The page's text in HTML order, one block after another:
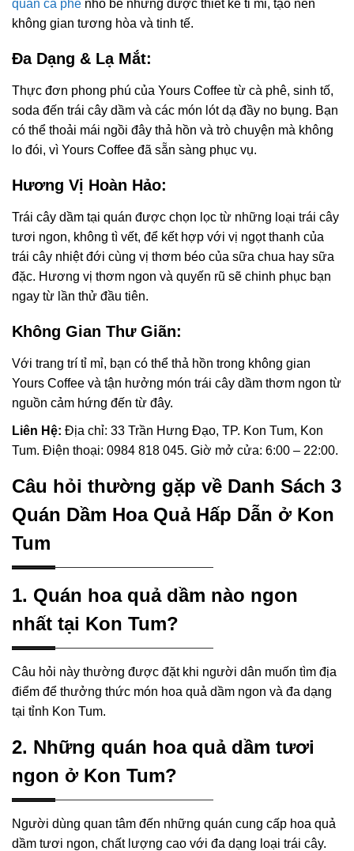
quán cà phê nhỏ bé nhưng được thiết kế tỉ mỉ, tạo nên
không gian tương hòa và tinh tế.
Đa Dạng & Lạ Mắt:
Thực đơn phong phú của Yours Coffee từ cà phê, sinh tố,
soda đến trái cây dầm và các món lót dạ đầy no bụng. Bạn
có thể thoải mái ngồi đây thả hồn và trò chuyện mà không
lo đói, vì Yours Coffee đã sẵn sàng phục vụ.
Hương Vị Hoàn Hảo:
Trái cây dầm tại quán được chọn lọc từ những loại trái cây
tươi ngon, không tì vết, để kết hợp với vị ngọt thanh của
trái cây nhiệt đới cùng vị thơm béo của sữa chua hay sữa
đặc. Hương vị thơm ngon và quyến rũ sẽ chinh phục bạn
ngay từ lần thử đầu tiên.
Không Gian Thư Giãn:
Với trang trí tỉ mỉ, bạn có thể thả hồn trong không gian
Yours Coffee và tận hưởng món trái cây dầm thơm ngon từ
nguồn cảm hứng đến từ đây.
Liên Hệ: Địa chỉ: 33 Trần Hưng Đạo, TP. Kon Tum, Kon
Tum. Điện thoại: 0984 818 045. Giờ mở cửa: 6:00 – 22:00.
Câu hỏi thường gặp về Danh Sách 3
Quán Dầm Hoa Quả Hấp Dẫn ở Kon
Tum
1. Quán hoa quả dầm nào ngon
nhất tại Kon Tum?
Câu hỏi này thường được đặt khi người dân muốn tìm địa
điểm để thưởng thức món hoa quả dầm ngon và đa dạng
tại tỉnh Kon Tum.
2. Những quán hoa quả dầm tươi
ngon ở Kon Tum?
Người dùng quan tâm đến những quán cung cấp hoa quả
dầm tươi ngon, chất lượng cao với đa dạng loại trái cây.